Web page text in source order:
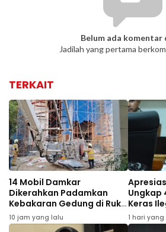
Belum ada komentar
Jadilah yang pertama
TERKAIT
14 Mobil Damkar
Dikerahkan Padamkan
Kebakaran Gedung di Ruko
Central Cikini
10 jam yang lalu
Ungkap
Keras
Bukti
1 hari